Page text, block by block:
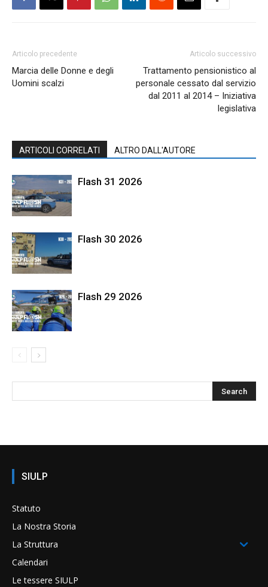
Articolo precedente
Marcia delle Donne e degli
Uomini scalzi
Articolo successivo
Trattamento pensionistico al
personale cessato dal servizio
dal 2011 al 2014 – Iniziativa
legislativa
ARTICOLI CORRELATI ALTRO DALL'AUTORE
Flash 31 2026
Flash 30 2026
Flash 29 2026
SIULP
Statuto
La Nostra Storia
La Struttura
Calendari
Le tessere SIULP